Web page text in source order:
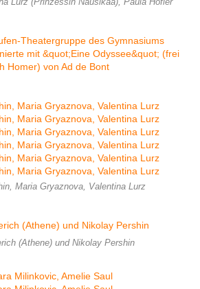
Lurz (Prinzessin Nausikaa), Paula Höfler
Maria Gryaznova, Valentina Lurz
(Athene) und Nikolay Pershin